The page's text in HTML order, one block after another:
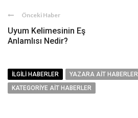
Önceki Haber
Uyum Kelimesinin Eş
Anlamlısı Nedir?
İLGILI HABERLER
YAZARA AIT HABERLER
KATEGORIYE AIT HABERLER